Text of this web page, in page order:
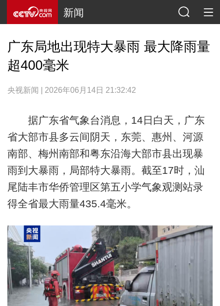
新闻
广东局地出现特大暴雨 最大降雨量
超400毫米
央视新闻 | 2026年06月14日 21:32:42
据广东省气象台消息，14日白天，广东
省大部市县多云间阴天，东莞、惠州、河源
南部、梅州南部和粤东沿海大部市县出现暴
雨到大暴雨，局部特大暴雨。截至17时，汕
尾陆丰市华侨管理区第五小学气象观测站录
得全省最大雨量435.4毫米。